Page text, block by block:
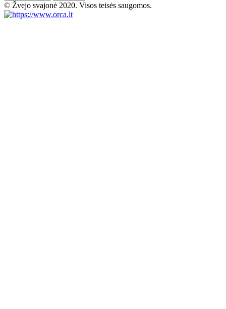
© Žvejo svajonė 2020. Visos teisės saugomos.